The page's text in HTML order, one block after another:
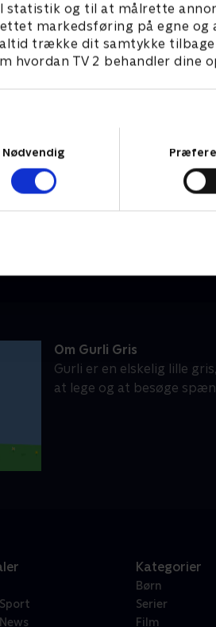
statistik og til at målrette
markedsføring på egne og
trække dit samtykke tilbage
hvordan TV 2 behandler dine
Nødvendig
Om Gurli Gris
Gurli er en elskelig lille
at lege og at besøge
Kategorier
Børn
Serier
Film